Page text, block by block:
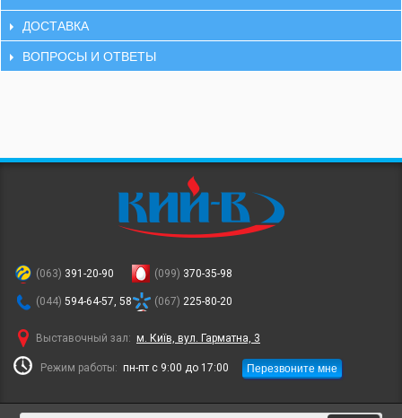
ДОСТАВКА
ВОПРОСЫ И ОТВЕТЫ
(063) 391-20-90
(044) 594-64-57, 58
(099) 370-35-98
(067) 225-80-20
Выставочный зал: м. Київ, вул. Гарматна, 3
Режим работы: пн-пт с 9:00 до 17:00 Перезвоните мне